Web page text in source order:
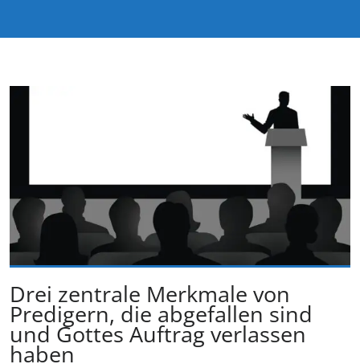
Drei zentrale Merkmale von
Predigern, die abgefallen sind
und Gottes Auftrag verlassen
haben